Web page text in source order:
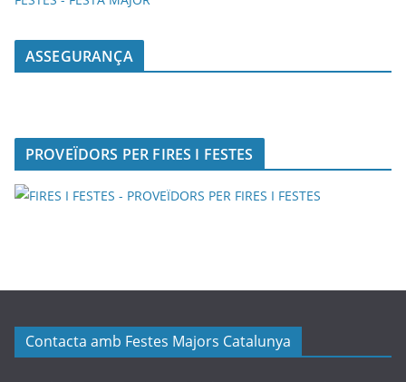
ASSEGURANÇA
PROVEÏDORS PER FIRES I FESTES
Contacta amb Festes Majors Catalunya